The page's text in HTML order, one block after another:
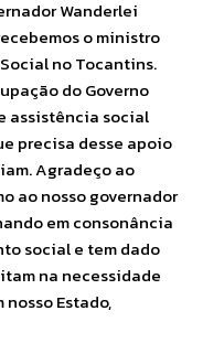
Wanderlei
o ministro
no Tocantins.
do Governo
assistência social
precisa desse apoio
Agradeço ao
ao nosso governador
em consonância
social e tem dado
na necessidade
Estado,